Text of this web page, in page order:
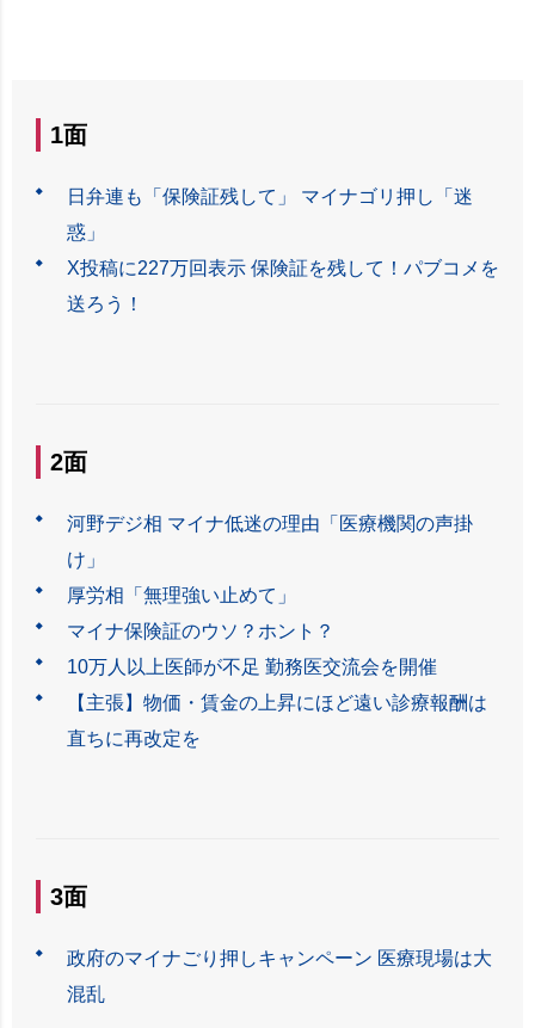
1面
日弁連も「保険証残して」 マイナゴリ押し「迷
惑」
X投稿に227万回表示 保険証を残して！パブコメを
送ろう！
2面
河野デジ相 マイナ低迷の理由「医療機関の声掛
け」
厚労相「無理強い止めて」
マイナ保険証のウソ？ホント？
10万人以上医師が不足 勤務医交流会を開催
【主張】物価・賃金の上昇にほど遠い診療報酬は
直ちに再改定を
3面
政府のマイナごり押しキャンペーン 医療現場は大
混乱